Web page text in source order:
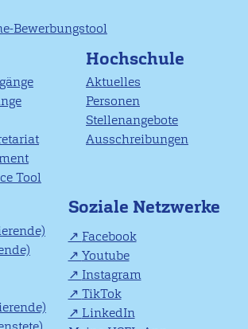
Bewerbungstool
Tool
Hochschule
Aktuelles
Personen
Stellenangebote
Ausschreibungen
Soziale Netzwerke
Facebook
Youtube
Instagram
TikTok
LinkedIn